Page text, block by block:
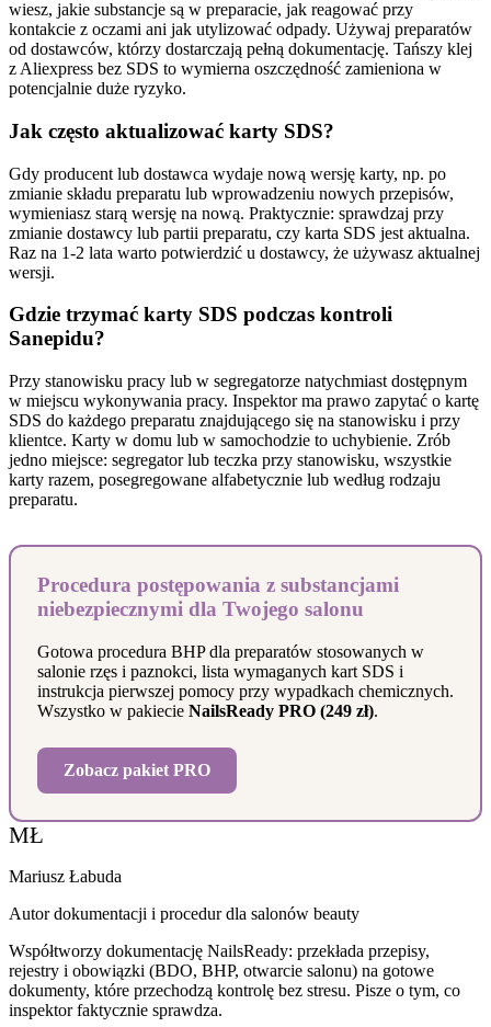
wiesz, jakie substancje są w preparacie, jak reagować przy
kontakcie z oczami ani jak utylizować odpady. Używaj preparatów
od dostawców, którzy dostarczają pełną dokumentację. Tańszy klej
z Aliexpress bez SDS to wymierna oszczędność zamieniona w
potencjalnie duże ryzyko.
Jak często aktualizować karty SDS?
Gdy producent lub dostawca wydaje nową wersję karty, np. po
zmianie składu preparatu lub wprowadzeniu nowych przepisów,
wymieniasz starą wersję na nową. Praktycznie: sprawdzaj przy
zmianie dostawcy lub partii preparatu, czy karta SDS jest aktualna.
Raz na 1-2 lata warto potwierdzić u dostawcy, że używasz aktualnej
wersji.
Gdzie trzymać karty SDS podczas kontroli
Sanepidu?
Przy stanowisku pracy lub w segregatorze natychmiast dostępnym
w miejscu wykonywania pracy. Inspektor ma prawo zapytać o kartę
SDS do każdego preparatu znajdującego się na stanowisku i przy
klientce. Karty w domu lub w samochodzie to uchybienie. Zrób
jedno miejsce: segregator lub teczka przy stanowisku, wszystkie
karty razem, posegregowane alfabetycznie lub według rodzaju
preparatu.
Procedura postępowania z substancjami
niebezpiecznymi dla Twojego salonu
Gotowa procedura BHP dla preparatów stosowanych w
salonie rzęs i paznokci, lista wymaganych kart SDS i
instrukcja pierwszej pomocy przy wypadkach chemicznych.
Wszystko w pakiecie NailsReady PRO (249 zł).
Zobacz pakiet PRO
MŁ
Mariusz Łabuda
Autor dokumentacji i procedur dla salonów beauty
Współtworzy dokumentację NailsReady: przekłada przepisy,
rejestry i obowiązki (BDO, BHP, otwarcie salonu) na gotowe
dokumenty, które przechodzą kontrolę bez stresu. Pisze o tym, co
inspektor faktycznie sprawdza.